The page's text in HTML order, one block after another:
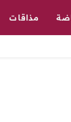
مذاقات